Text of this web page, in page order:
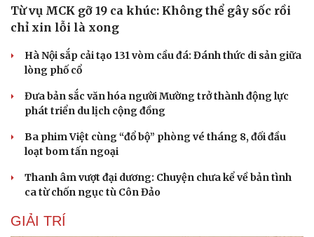
Du lịch
Săn Tour
check-in
Đọc truyện đêm khuya
Kể chuyện cho bé
Hạt giống tâm hồn
Từ vụ MCK gỡ 19 ca khúc: Không thể gây sốc rồi
chỉ xin lỗi là xong
Hà Nội sắp cải tạo 131 vòm cầu đá: Đánh thức di sản giữa
lòng phố cổ
Đưa bản sắc văn hóa người Mường trở thành động lực
phát triển du lịch cộng đồng
Ba phim Việt cùng “đổ bộ” phòng vé tháng 8, đối đầu
loạt bom tấn ngoại
Thanh âm vượt đại dương: Chuyện chưa kể về bản tình
ca từ chốn ngục tù Côn Đảo
GIẢI TRÍ